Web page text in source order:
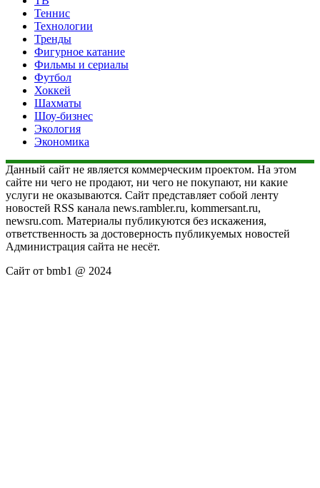
Теннис
Технологии
Тренды
Фигурное катание
Фильмы и сериалы
Футбол
Хоккей
Шахматы
Шоу-бизнес
Экология
Экономика
Данный сайт не является коммерческим проектом. На этом
сайте ни чего не продают, ни чего не покупают, ни какие
услуги не оказываются. Сайт представляет собой ленту
новостей RSS канала news.rambler.ru, kommersant.ru,
newsru.com. Материалы публикуются без искажения,
ответственность за достоверность публикуемых новостей
Администрация сайта не несёт.
Сайт от bmb1 @ 2024